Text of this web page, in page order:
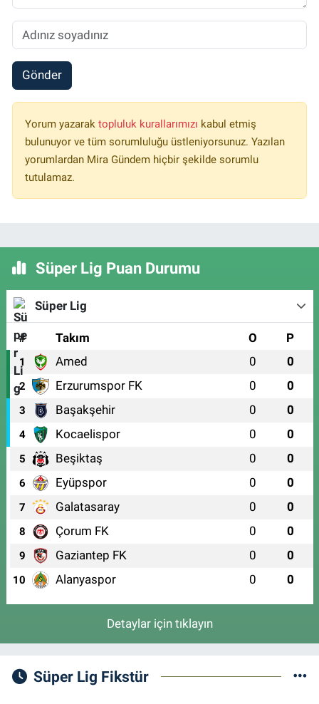
Gönder
Yorum yazarak topluluk kurallarımızı kabul etmiş
bulunuyor ve tüm sorumluluğu üstleniyorsunuz. Yazılan
yorumlardan Mira Gündem hiçbir şekilde sorumlu
tutulamaz.
Süper Lig Puan Durumu
Süper Lig
# Takım O P
1 Amed 0 0
2 Erzurumspor FK 0 0
3 Başakşehir 0 0
4 Kocaelispor 0 0
5 Beşiktaş 0 0
6 Eyüpspor 0 0
7 Galatasaray 0 0
8 Çorum FK 0 0
9 Gaziantep FK 0 0
10 Alanyaspor 0 0
Detaylar için tıklayın
Süper Lig Fikstür